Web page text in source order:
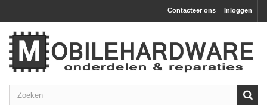
Inloggen
Contacteer ons